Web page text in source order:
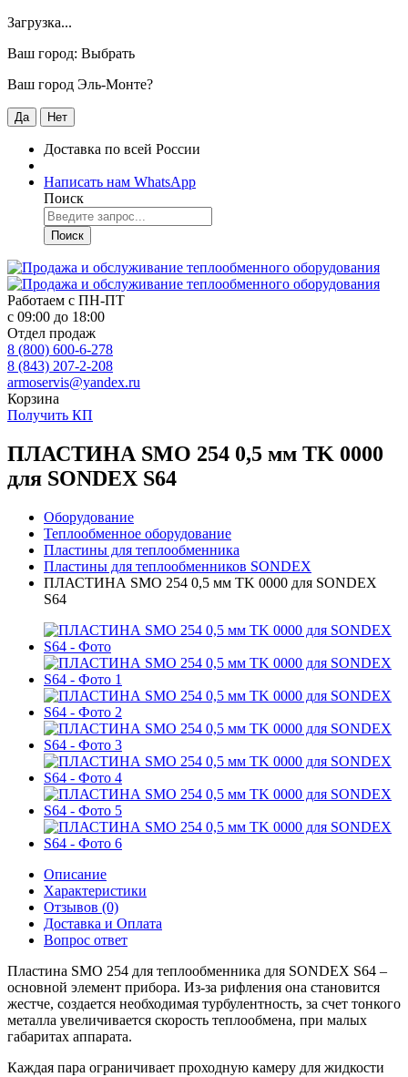
Загрузка...
Ваш город: Выбрать
Ваш город Эль-Монте?
Да Нет
Доставка по всей России
Написать нам WhatsApp
Поиск
Поиск
Работаем с ПН-ПТ
с 09:00 до 18:00
Отдел продаж
8 (800) 600-6-278
8 (843) 207-2-208
armoservis@yandex.ru
Корзина
Получить КП
ПЛАСТИНА SMO 254 0,5 мм TK 0000
для SONDEX S64
Оборудование
Теплообменное оборудование
Пластины для теплообменника
Пластины для теплообменников SONDEX
ПЛАСТИНА SMO 254 0,5 мм TK 0000 для SONDEX
S64
Описание
Характеристики
Отзывов (0)
Доставка и Оплата
Вопрос ответ
Пластина SMO 254 для теплообменника для SONDEX S64 –
основной элемент прибора. Из-за рифления она становится
жестче, создается необходимая турбулентность, за счет тонкого
металла увеличивается скорость теплообмена, при малых
габаритах аппарата.
Каждая пара ограничивает проходную камеру для жидкости